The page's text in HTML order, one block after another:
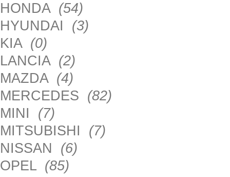
HONDA (54)
HYUNDAI (3)
KIA (0)
LANCIA (2)
MAZDA (4)
MERCEDES (82)
MINI (7)
MITSUBISHI (7)
NISSAN (6)
OPEL (85)